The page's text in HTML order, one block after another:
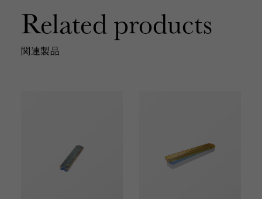
Related products
関連製品